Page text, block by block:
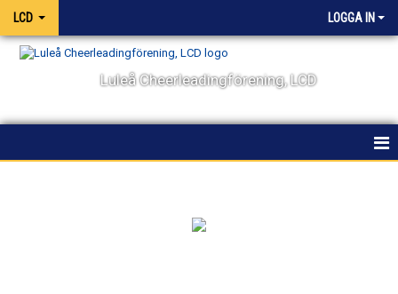
LCD LOGGA IN
Luleå Cheerleadingförening, LCD